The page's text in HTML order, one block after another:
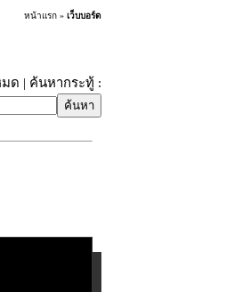
หน้าแรก » เว็บบอร์ด
มด | ค้นหากระทู้ :